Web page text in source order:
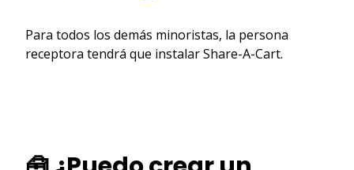
Para todos los demás minoristas, la persona
receptora tendrá que instalar Share-A-Cart.